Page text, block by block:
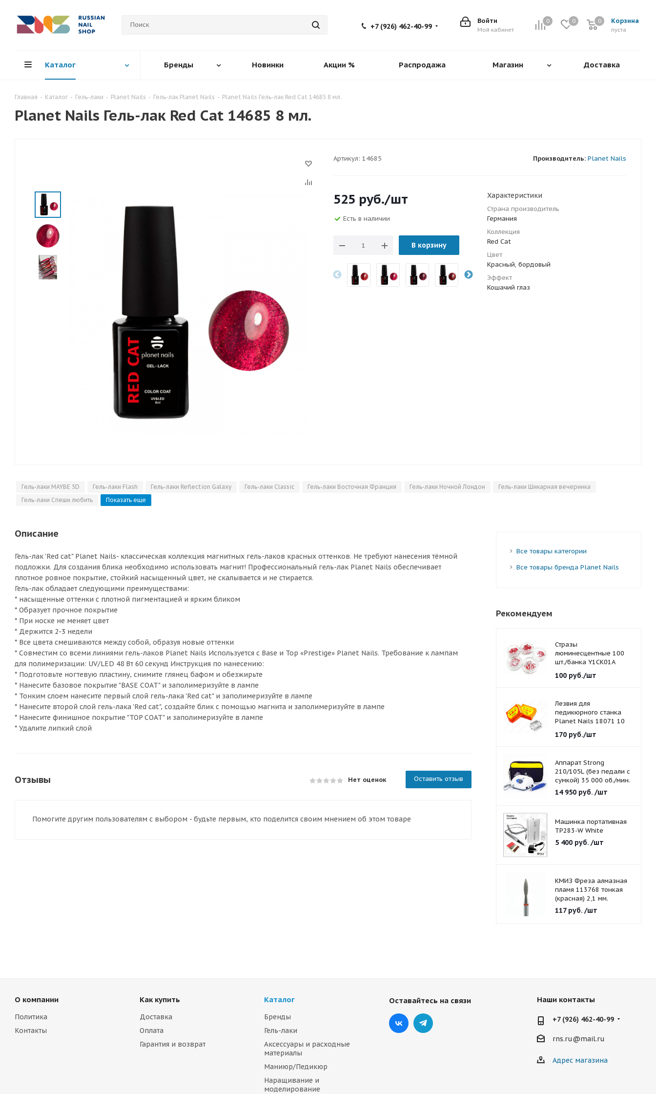
0 0 Корзина
0
пуста
0
Войти
Мой кабинет
+7 (926) 462-40-99
Каталог Бренды Новинки Акции % Распродажа Магазин Доставка
Главная - Каталог - Гель-лаки - Planet Nails - Гель-лак Planet Nails - Planet Nails Гель-лак Red Cat 14685 8 мл.
Planet Nails Гель-лак Red Cat 14685 8 мл.
Артикул: 14685 Производитель: Planet Nails
525 руб./шт
Есть в наличии
В корзину
Характеристики
Страна производитель
Германия
Коллекция
Red Cat
Цвет
Красный, бордовый
Эффект
Кошачий глаз
Гель-лаки MAYBE 5D Гель-лаки Flash Гель-лаки Reflection Galaxy Гель-лаки Classic Гель-лаки Восточная Франция Гель-лаки Ночной Лондон
Гель-лаки Шикарная вечеринка
Гель-лаки Спеши любить
Показать еще
Описание
Гель-лак 'Red cat" Planet Nails- классическая коллекция магнитных гель-лаков красных оттенков. Не требуют нанесения тёмной
подложки. Для создания блика необходимо использовать магнит! Профессиональный гель-лак Planet Nails обеспечивает
плотное ровное покрытие, стойкий насыщенный цвет, не скалывается и не стирается.
Гель-лак обладает следующими преимуществами:
* насыщенные оттенки с плотной пигментацией и ярким бликом
* Образует прочное покрытие
* При носке не меняет цвет
* Держится 2-3 недели
* Все цвета смешиваются между собой, образуя новые оттенки
* Совместим со всеми линиями гель-лаков Planet Nails Используется с Base и Top «Prestige» Planet Nails. Требование к лампам
для полимеризации: UV/LED 48 Вт 60 секунд Инструкция по нанесению:
* Подготовьте ногтевую пластину, снимите глянец бафом и обезжирьте
* Нанесите базовое покрытие "BASE COAT" и заполимеризуйте в лампе
* Тонким слоем нанесите первый слой гель-лака 'Red cat" и заполимеризуйте в лампе
* Нанесите второй слой гель-лака 'Red cat", создайте блик с помощью магнита и заполимеризуйте в лампе
* Нанесите финишное покрытие "TOP COAT" и заполимеризуйте в лампе
* Удалите липкий слой
Отзывы Нет оценок Оставить отзыв
Помогите другим пользователям с выбором - будьте первым, кто поделится своим мнением об этом товаре
Все товары категории
Все товары бренда Planet Nails
Рекомендуем
Стразы
люминесцентные 100
шт./банка Y1CK01A
красные 1,5 мм.
100руб./шт
Лезвия для
педикюрного станка
Planet Nails 18071 10
170руб./шт
Аппарат Strong
210/105L (без педали с
сумкой) 35 000 об./мин.
14 950руб. /шт
Машинка портативная
TP283-W White
5 400руб. /шт
КМИЗ Фреза алмазная
пламя 113768 тонкая
(красная) 2,1 мм.
117руб. /шт
О компании
Политика
Контакты
Как купить
Доставка
Оплата
Гарантия и возврат
Каталог
Бренды
Гель-лаки
Аксессуары и расходные
материалы
Маниюр/Педикюр
Наращивание и
моделирование
Оставайтесь на связи Наши контакты
+7 (926) 462-40-99
rns.ru@mail.ru
Адрес магазина